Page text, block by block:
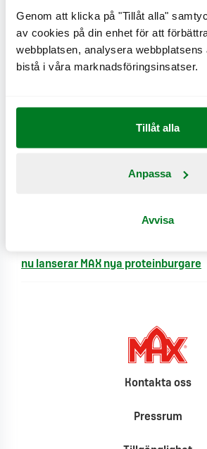
Genom att klicka på "Tillåt alla"
av cookies på din enhet för att
webbplatsen, analysera webbplatsens
bistå i våra marknadsföringsinsatser.
Tillåt alla
Anpassa
Avvisa
Tävlingen pågår mellan den 19-24
Nyheter
och investeringar för att snabba på
MAX lanserar Fizzy Bobas – läskande
nu lanserar MAX nya proteinburgare
Kontakta oss
Pressrum